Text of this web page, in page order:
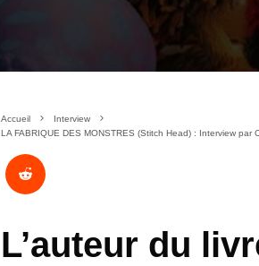
Accueil
Interview
LA FABRIQUE DES MONSTRES (Stitch Head) : Interview
L’auteur du